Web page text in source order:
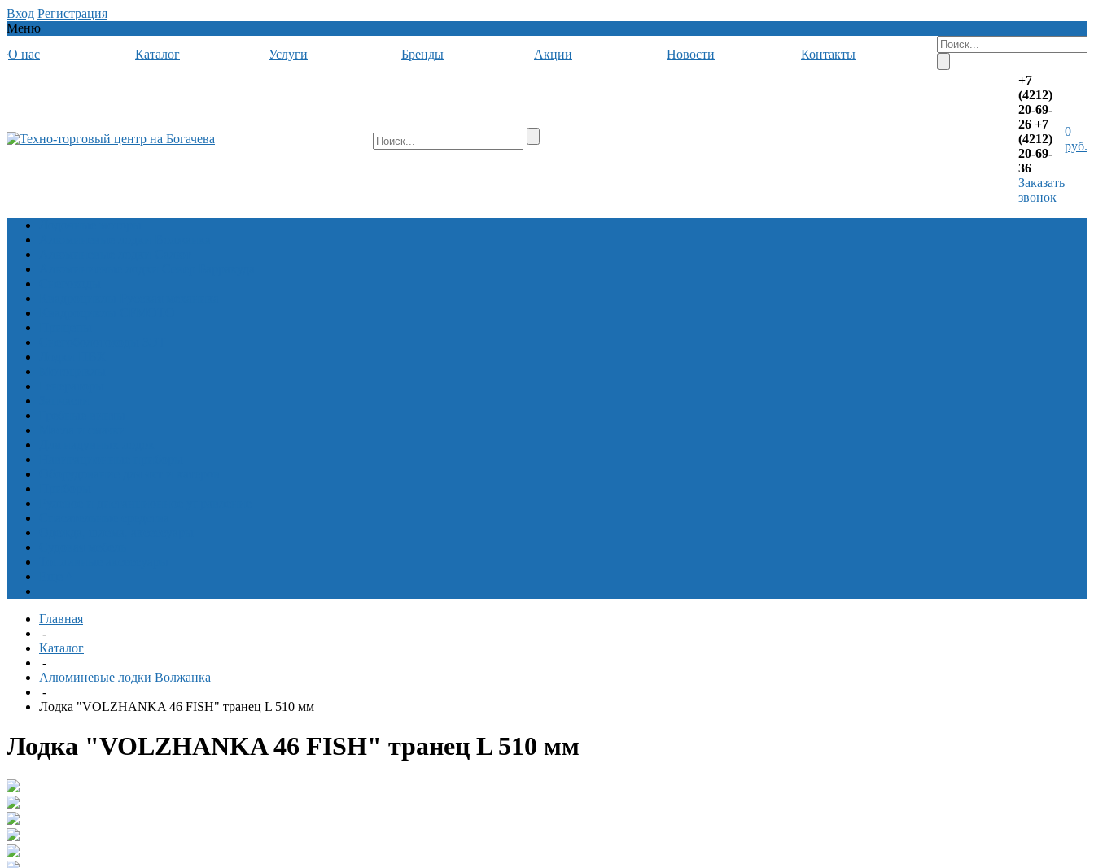
Вход Регистрация
Меню
О нас
Каталог Услуги Бренды Акции Новости
Контакты
+7
(4212)
20-69-
26 +7
(4212)
20-69-
36
Заказать
звонок
0
руб.
Главная
-
Каталог
-
Алюминевые лодки Волжанка
-
Лодка "VOLZHANKA 46 FISH" транец L 510 мм
Лодка "VOLZHANKA 46 FISH" транец L 510 мм